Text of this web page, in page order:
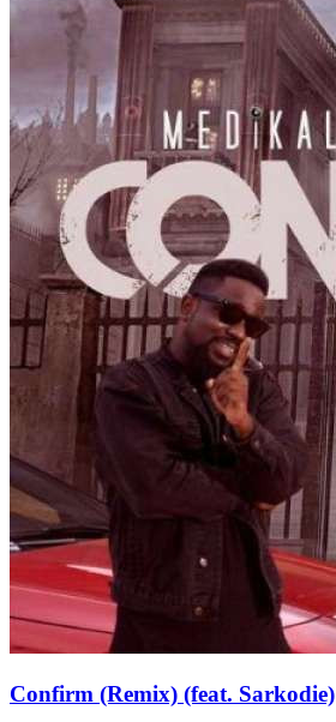
Confirm (Remix) (feat. Sarkodie)